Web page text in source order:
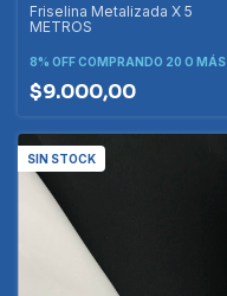
Friselina Metalizada X 5
METROS
8% OFFCOMPRANDO 20 O MÁS
$9.000,00
SIN STOCK